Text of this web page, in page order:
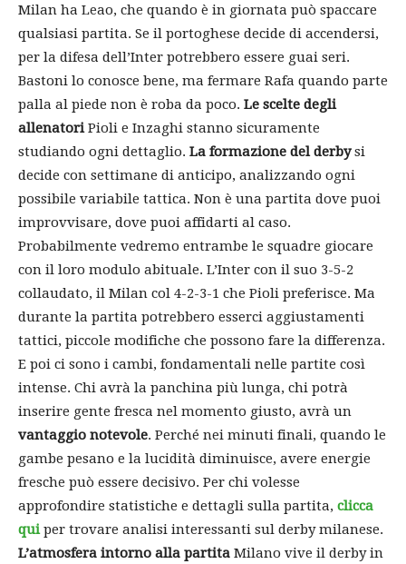
Milan ha Leao, che quando è in giornata può spaccare
qualsiasi partita. Se il portoghese decide di accendersi,
per la difesa dell’Inter potrebbero essere guai seri.
Bastoni lo conosce bene, ma fermare Rafa quando parte
palla al piede non è roba da poco. Le scelte degli
allenatoriPioli e Inzaghi stanno sicuramente
studiando ogni dettaglio. La formazione del derbysi
decide con settimane di anticipo, analizzando ogni
possibile variabile tattica. Non è una partita dove puoi
improvvisare, dove puoi affidarti al caso.
Probabilmente vedremo entrambe le squadre giocare
con il loro modulo abituale. L’Inter con il suo 3-5-2
collaudato, il Milan col 4-2-3-1 che Pioli preferisce. Ma
durante la partita potrebbero esserci aggiustamenti
tattici, piccole modifiche che possono fare la differenza.
E poi ci sono i cambi, fondamentali nelle partite così
intense. Chi avrà la panchina più lunga, chi potrà
inserire gente fresca nel momento giusto, avrà un
vantaggio notevole. Perché nei minuti finali, quando le
gambe pesano e la lucidità diminuisce, avere energie
fresche può essere decisivo. Per chi volesse
approfondire statistiche e dettagli sulla partita, clicca
quiper trovare analisi interessanti sul derby milanese.
L’atmosfera intorno alla partita Milano vive il derby in